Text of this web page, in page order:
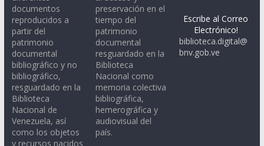
documentos
reproducidos a
partir del
patrimonio
documental
bibliográfico y no
bibliográfico,
resguardado en la
Biblioteca
Nacional de
Venezuela, así
como los objetos
y recursos nacidos
preservación en el
tiempo del
patrimonio
documental
resguardado en la
Biblioteca
Nacional como
memoria colectiva
bibliográfica,
hemerográfica y
audiovisual del
país.
Escribe al Correo
Electrónico!
biblioteca.digital@
bnv.gob.ve